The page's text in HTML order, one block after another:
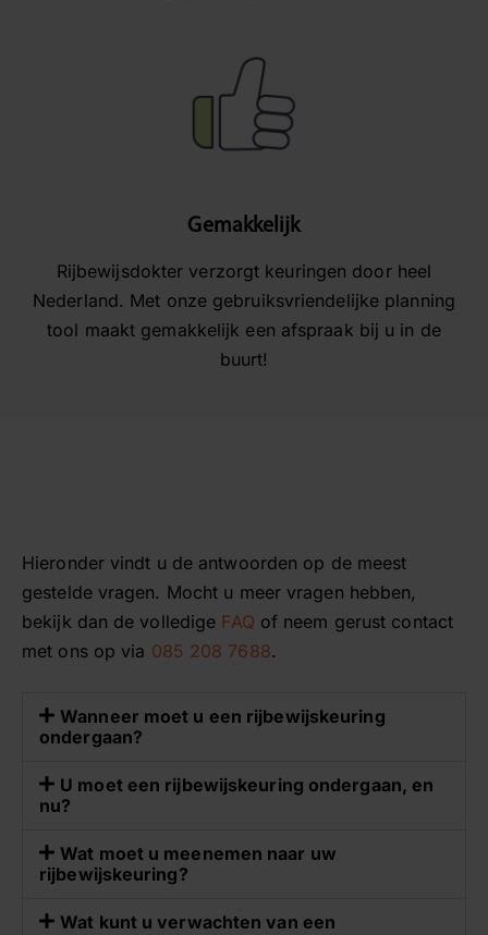
Gemakkelijk
Rijbewijsdokter verzorgt keuringen door heel
Nederland. Met onze gebruiksvriendelijke planning
tool maakt gemakkelijk een afspraak bij u in de
buurt!​
Hieronder vindt u de antwoorden op de meest
gestelde vragen. Mocht u meer vragen hebben,
bekijk dan de volledige FAQ of neem gerust contact
met ons op via 085 208 7688.
Wanneer moet u een rijbewijskeuring
ondergaan?
U moet een rijbewijskeuring ondergaan, en
nu?
Wat moet u meenemen naar uw
rijbewijskeuring?
Wat kunt u verwachten van een